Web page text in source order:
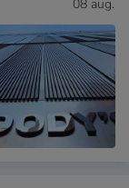
08 aug.